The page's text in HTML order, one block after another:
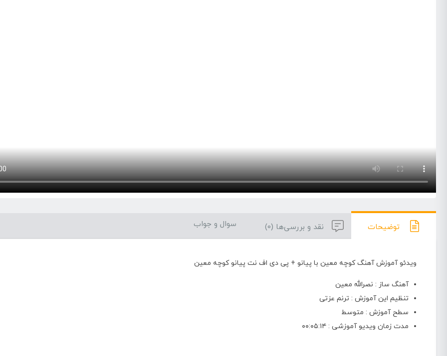
توضیحات نقد و بررسی‌ها (0) سوال و جواب
ویدئو آموزش آهنگ کوچه معین با پیانو + پی دی اف نت پیانو کوچه معین
آهنگ ساز : نصرالله معین
تنظیم این آموزش : ترنم عزتی
سطح آموزش : متوسط
مدت زمان ویدیو آموزشی : ۰۰:۰۵:۱۴